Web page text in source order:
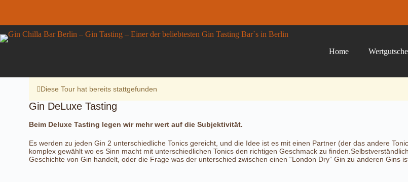
Menge
Home
Diese Tour hat bereits stattgefunden
Gin DeLuxe Tasting
Beim Deluxe Tasting legen wir mehr wert auf die Subjektivität.
Es werden zu jeden Gin 2 unterschiedliche Tonics gereicht, und die Idee ist es mit einen Partner (der das andere
komplex gewählt wo es Sinn macht mit unterschiedlichen Tonics den richtigen Geschmack zu
Geschichte von Gin handelt, oder die Frage was der unterschied zwischen einen “London Dry” Gin zu anderen Gins